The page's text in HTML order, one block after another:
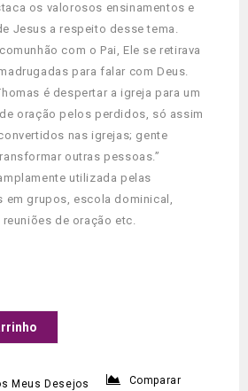
os valorosos ensinamentos e
Jesus a respeito desse tema.
com o Pai, Ele se retirava
para falar com Deus.
é despertar a igreja para um
oração pelos perdidos, só assim
nas igrejas; gente
outras pessoas.”
utilizada pelas
em grupos, escola dominical,
de oração etc.
Meus Desejos Comparar